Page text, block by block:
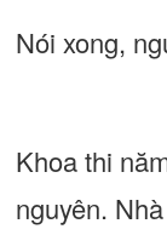
Nói xong,
Khoa thi
nguyên.